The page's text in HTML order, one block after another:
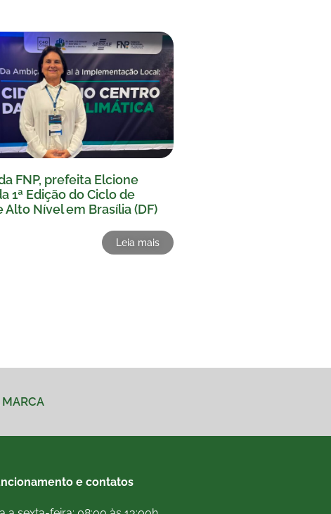
FNP, prefeita Elcione
1ª Edição do Ciclo de
Alto Nível em Brasília (DF)
Leia mais
e contatos